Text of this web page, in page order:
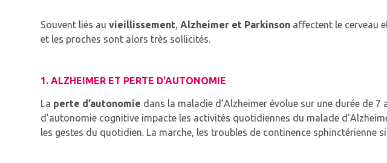
Souvent liés auvieillissement,Alzheimer et Parkinson affectent le cerveau
et les proches sont alors très sollicités.
1. ALZHEIMER ET PERTE D'AUTONOMIE
La perte d’autonomie dans la maladie d’Alzheimer évolue sur une durée de
d’autonomie cognitive impacte les activités quotidiennes du malade
les gestes du quotidien. La marche, les troubles de continence sphinctérienne